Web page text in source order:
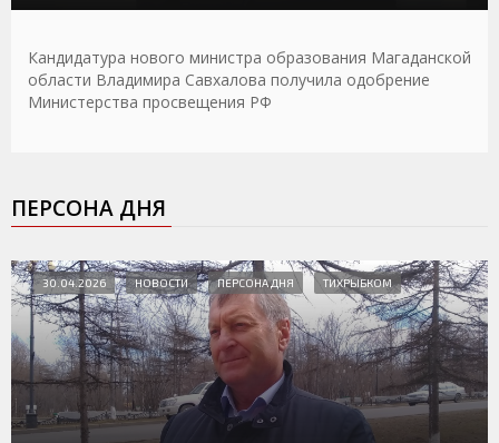
Кандидатура нового министра образования Магаданской
области Владимира Савхалова получила одобрение
Министерства просвещения РФ
ПЕРСОНА ДНЯ
30.04.2026 НОВОСТИ ПЕРСОНА ДНЯ ТИХРЫБКОМ